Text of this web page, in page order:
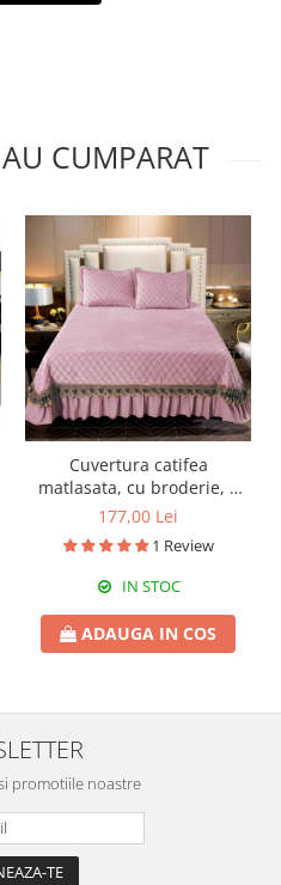
CUMPARAT
Cuvertura catifea
matlasata, cu broderie, 3
piese, uni, 220X240 cm
CC71
177,00 Lei
1 Review
IN STOC
ADAUGA IN COS
promotiile noastre